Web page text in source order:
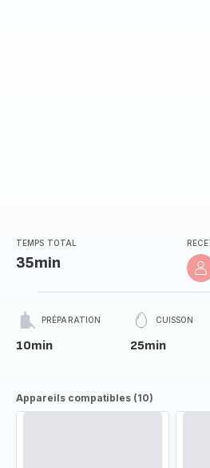
TEMPS TOTAL
35min
PRÉPARATION
10min
CUISSON
25min
Appareils compatibles (10)